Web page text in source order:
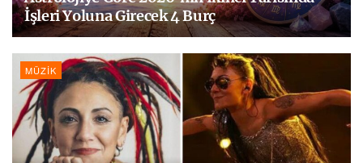
İşleri Yoluna Girecek 4 Burç
MÜZIK